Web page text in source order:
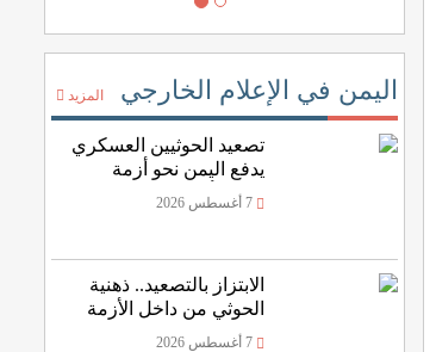
اليمن في الإعلام الخارجي المزيد
تصعيد الحوثيين العسكري
يدفع اليمن نحو أزمة
غذائية أعمق7 أغسطس 2026
الابتزاز بالتصعيد.. ذهنية
الحوثي من داخل الأزمة
7 أغسطس 2026